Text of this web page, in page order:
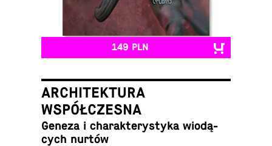
149 PLN
ARCHITEKTURA
WSPÓŁCZESNA
Geneza i cha­rak­te­ry­sty­ka wio­dą­
cych nurtów